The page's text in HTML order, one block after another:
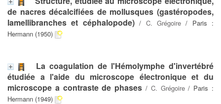
de nacres décalcifiées de mollusques (gastéropodes,
lamellibranches et céphalopode)/ C. Grégoire/ Paris :
Hermann (1950)
La coagulation de l'Hémolymphe d'invertébré
étudiée a l'aide du microscope électronique et du
microscope a contraste de phases / C. Grégoire/ Paris :
Hermann (1949)